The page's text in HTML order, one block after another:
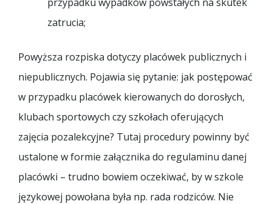
zatrucia;
Powyższa rozpiska dotyczy placówek publicznych i
niepublicznych. Pojawia się pytanie: jak postępować
w przypadku placówek kierowanych do dorosłych,
klubach sportowych czy szkołach oferujących
zajęcia pozalekcyjne? Tutaj procedury powinny być
ustalone w formie załącznika do regulaminu danej
placówki – trudno bowiem oczekiwać, by w szkole
językowej powołana była np. rada rodziców. Nie